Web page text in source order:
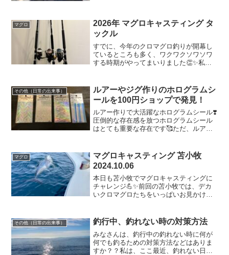
マグロ
2026年 マグロキャスティング タ
ックル
すでに、今年のクロマグロ釣りが開幕し
ているところも多く、ワクワクソワソワ
する時期がやってまいりました👏✨私の
禁が待ち遠しくて仕方ありません🥹💗💗
ギリギリになってしまい...
その他（日常の出来事）
ルアーやジグ作りのホログラムシ
ールを100円ショップで発見！
ルアー作りで大活躍なホログラムシール❣️
圧倒的な存在感を放つホログラムシール
はとても重要な存在です🥰ただ、ルアー
ため、とても難しいのです🙈初めてホロ
グラムシール貼った時...
マグロ
マグロキャスティング 苫小牧
2024.10.06
本日も苫小牧でマグロキャスティングに
チャレンジ💪✨前回の苫小牧では、デカ
いクロマグロたちをいっぱいお見かけ出
る予感です✨✨とは言え、やはり今時期の
早朝は肌寒いためカイ...
その他（日常の出来事） 釣行中、釣れない時の対策方法
みなさんは、釣行中の釣れない時に何が
何でも釣るための対策方法などはありま
すか？？私は、ここ最近、釣れない日の